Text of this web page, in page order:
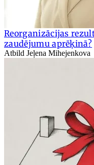
Reorganizācijas
zaudējumu aprēķinā?
Atbild Jeļena Mihejenkova